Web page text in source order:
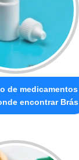
de medicamentos
encontrar Brás